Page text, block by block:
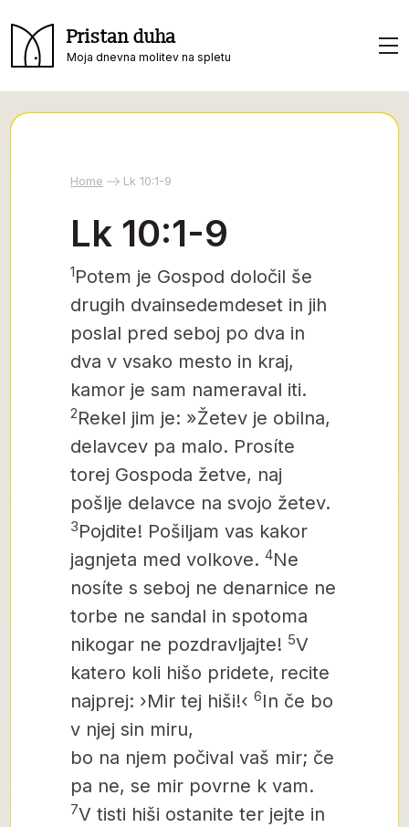
Pristan duha
Moja dnevna molitev na spletu
Home Lk 10:1-9
Lk 10:1-9
1Potem je Gospod določil še
drugih dvainsedemdeset in jih
poslal pred seboj po dva in
dva v vsako mesto in kraj,
kamor je sam nameraval iti.
2Rekel jim je: »Žetev je obilna,
delavcev pa malo. Prosíte
torej Gospoda žetve, naj
pošlje delavce na svojo žetev.
3Pojdite! Pošiljam vas kakor
jagnjeta med volkove. 4Ne
nosíte s seboj ne denarnice ne
torbe ne sandal in spotoma
nikogar ne pozdravljajte! 5V
katero koli hišo pridete, recite
najprej: ›Mir tej hiši!‹ 6In če bo
v njej sin miru,
bo na njem počival vaš mir; če
pa ne, se mir povrne k vam.
7V tisti hiši ostanite ter jejte in